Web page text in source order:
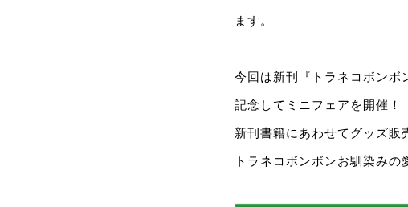
ます。
今回は新刊『トラネコボンボ
記念してミニフェアを開催！
新刊書籍にあわせてグッズ販
トラネコボンボンお馴染み